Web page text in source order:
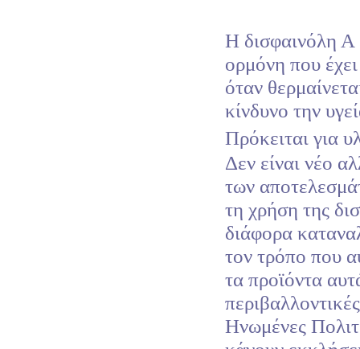
Η δισφαινόλη Α
ορμόνη που
όταν
κίνδυνο την
Πρόκειται για
Δεν είναι νέο
των
τη χρήση της
διάφορα
τον τρόπο που
τα προϊόντα
Ηνωμένες